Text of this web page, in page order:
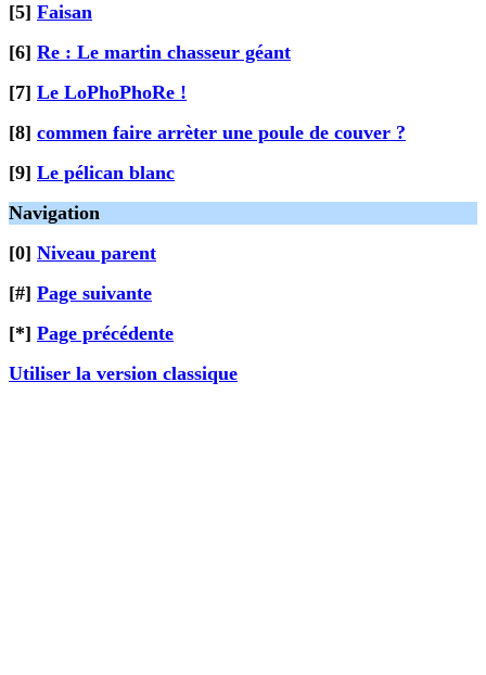
[5] Faisan
[6] Re : Le martin chasseur géant
[7] Le LoPhoPhoRe !
[8] commen faire arrèter une poule de couver ?
[9] Le pélican blanc
Navigation
[0] Niveau parent
[#] Page suivante
[*] Page précédente
Utiliser la version classique